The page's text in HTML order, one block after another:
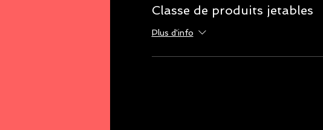
Classe de produits jetables
Plus d'info